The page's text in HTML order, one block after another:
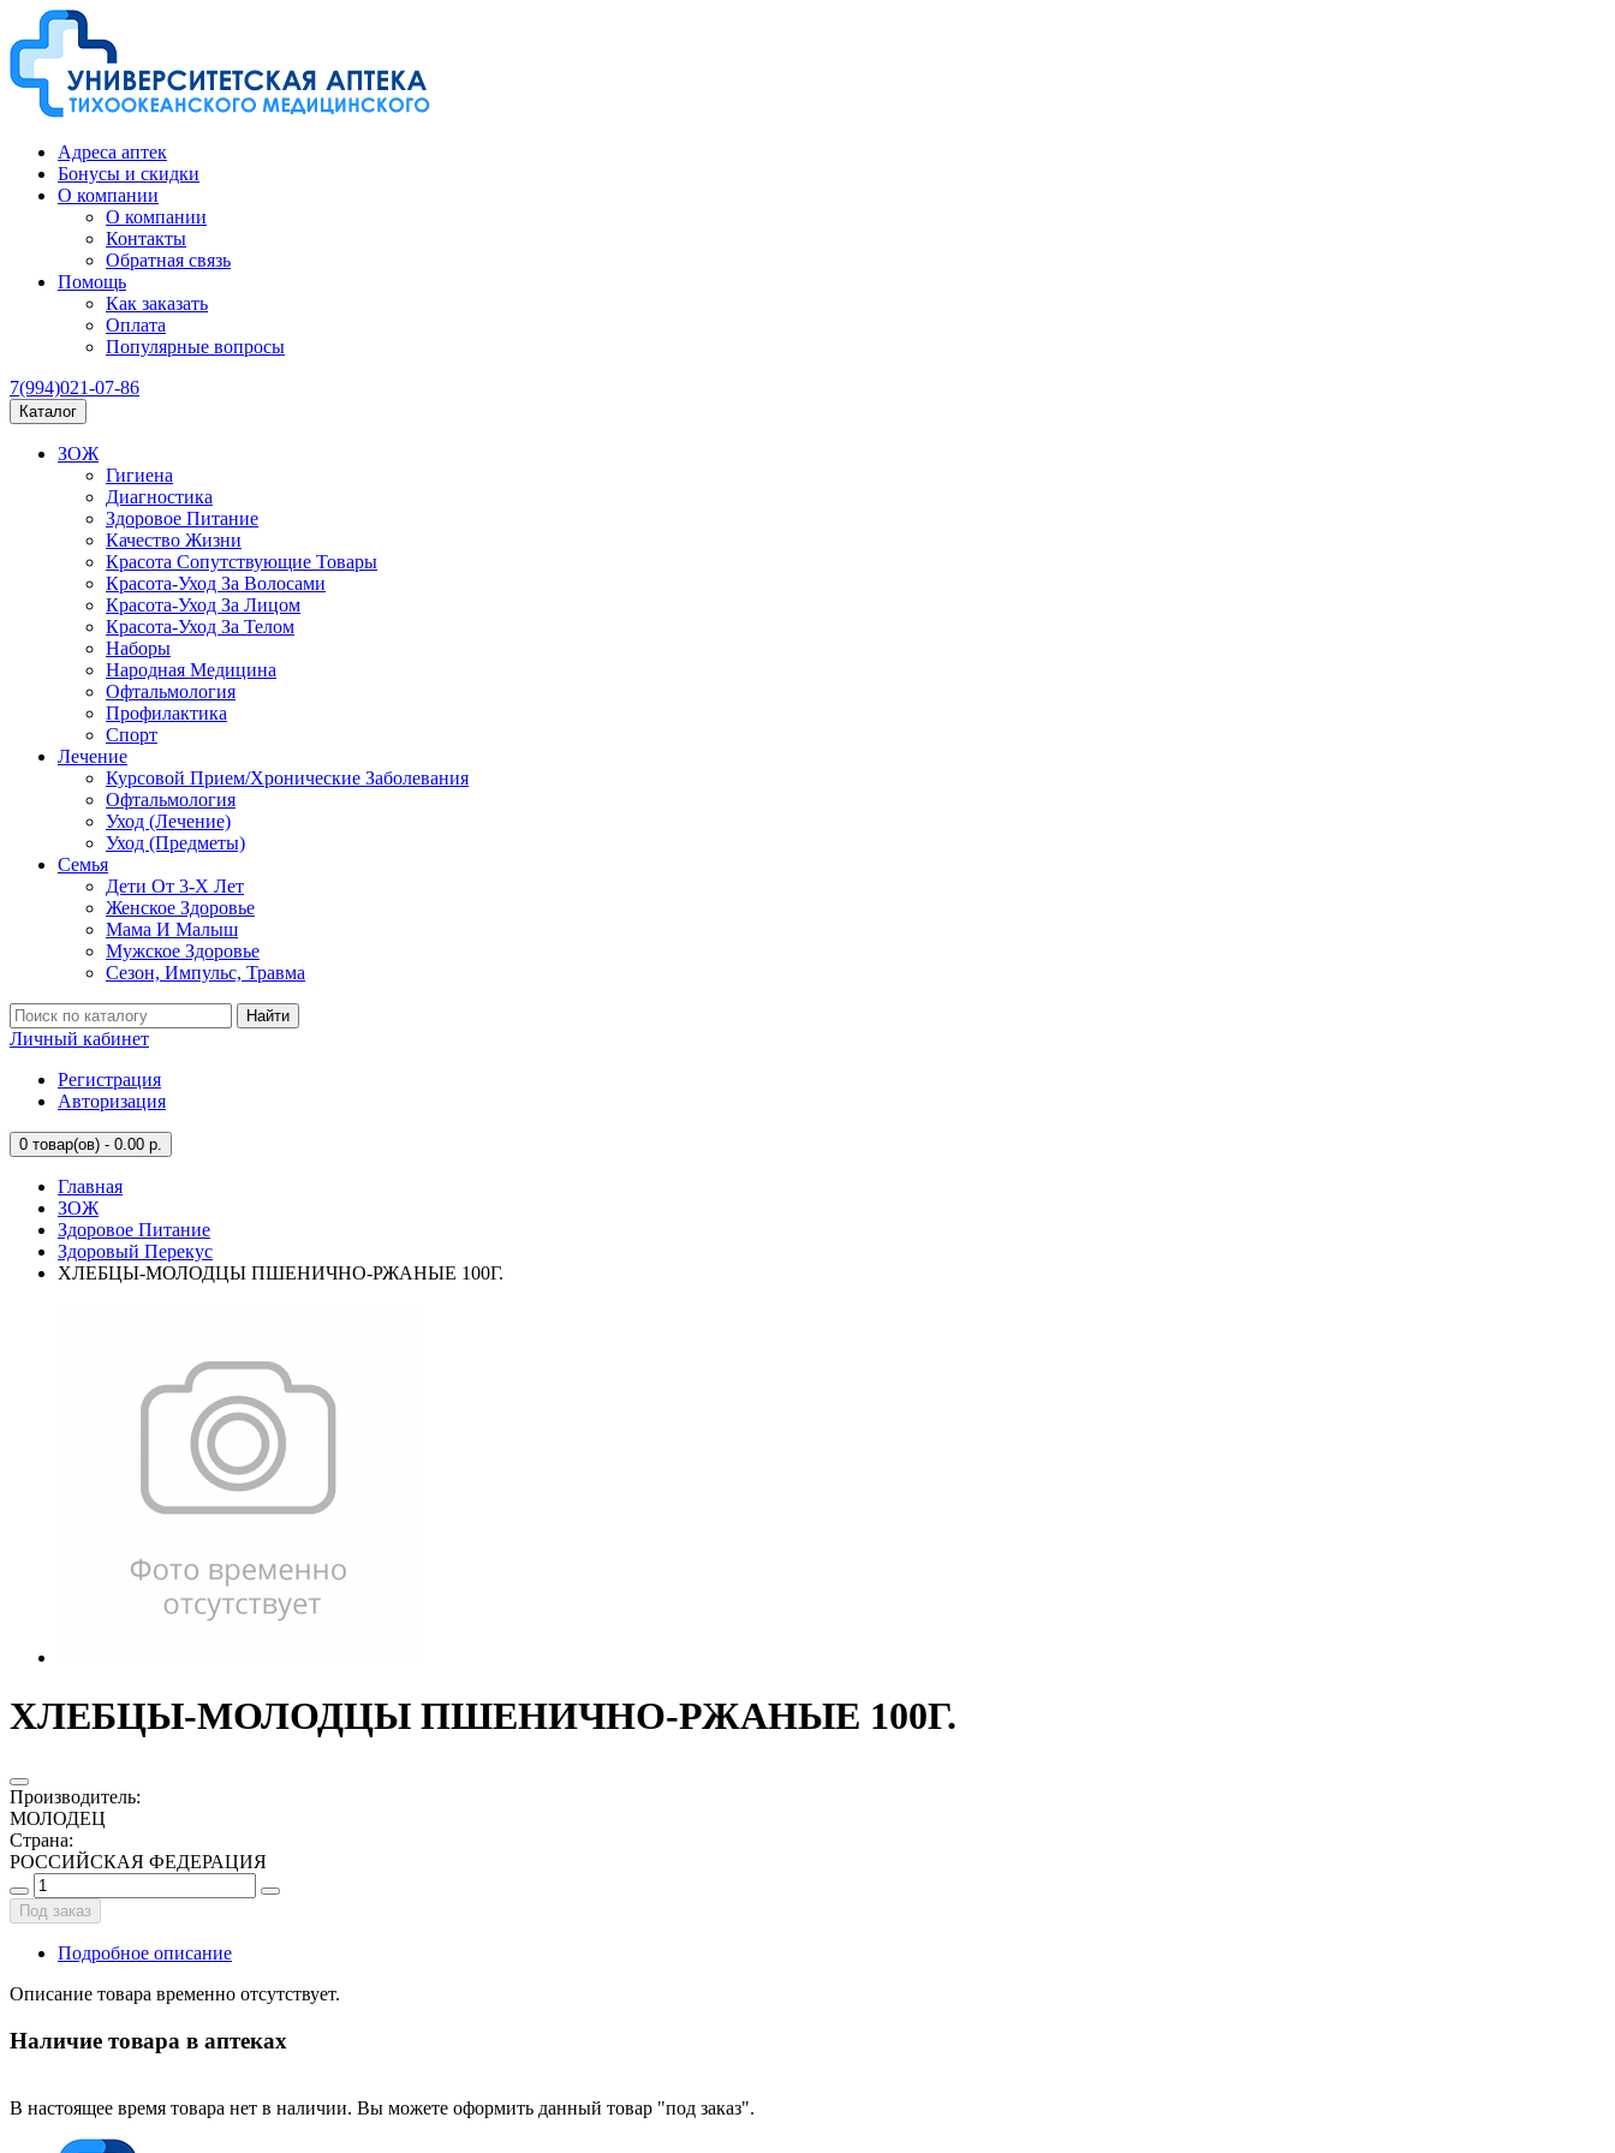
Адреса аптек
Бонусы и скидки
О компании
О компании
Контакты
Обратная связь
Помощь
Как заказать
Оплата
Популярные вопросы
7(994)021-07-86
Каталог
ЗОЖ
Гигиена
Диагностика
Здоровое Питание
Качество Жизни
Красота Сопутствующие Товары
Красота-Уход За Волосами
Красота-Уход За Лицом
Красота-Уход За Телом
Наборы
Народная Медицина
Офтальмология
Профилактика
Спорт
Лечение
Курсовой Прием/Хронические Заболевания
Офтальмология
Уход (Лечение)
Уход (Предметы)
Семья
Дети От 3-Х Лет
Женское Здоровье
Мама И Малыш
Мужское Здоровье
Сезон, Импульс, Травма
Найти
Личный кабинет
Регистрация
Авторизация
0 товар(ов) - 0.00 р.
Главная
ЗОЖ
Здоровое Питание
Здоровый Перекус
ХЛЕБЦЫ-МОЛОДЦЫ ПШЕНИЧНО-РЖАНЫЕ 100Г.
ХЛЕБЦЫ-МОЛОДЦЫ ПШЕНИЧНО-РЖАНЫЕ 100Г.
Производитель:
МОЛОДЕЦ
Страна:
РОССИЙСКАЯ ФЕДЕРАЦИЯ
Под заказ
Подробное описание
Описание товара временно отсутствует.
Наличие товара в аптеках
В настоящее время товара нет в наличии. Вы можете оформить данный товар "под заказ".